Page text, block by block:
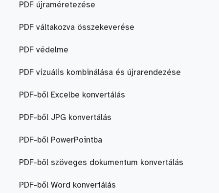
PDF újraméretezése
PDF váltakozva összekeverése
PDF védelme
PDF vizuális kombinálása és újrarendezése
PDF-ből Excelbe konvertálás
PDF-ből JPG konvertálás
PDF-ből PowerPointba
PDF-ből szöveges dokumentum konvertálás
PDF-ből Word konvertálás